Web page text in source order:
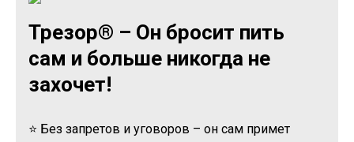
Трезор® – Он бросит пить
сам и больше никогда не
захочет!
⭐ Без запретов и уговоров – он сам примет